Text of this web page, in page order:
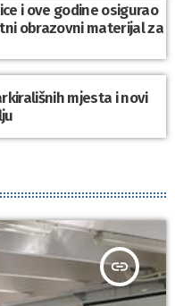
i ove godine osigurao
obrazovni materijal za
mjesta i novi
insert_link